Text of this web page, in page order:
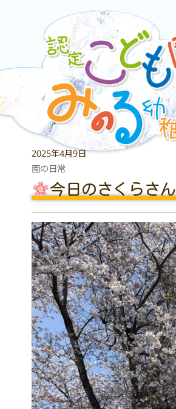
2025年4月9日
園の日常
今日のさくらさん